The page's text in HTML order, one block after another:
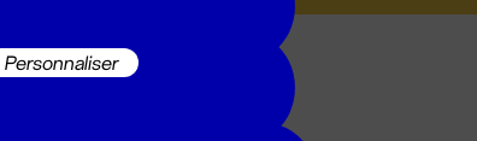
Personnaliser